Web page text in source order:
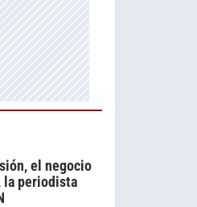
el negocio
la periodista